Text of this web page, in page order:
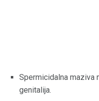
Spermicidalna maziva
genitalija.